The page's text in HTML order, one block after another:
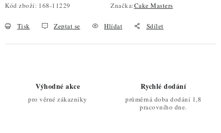
Kód zboží: 168-11229 Značka:Cake Masters
Tisk Zeptat se Hlídat Sdílet
Výhodné akce
pro věrné zákazníky
Rychlé dodání
průměrná doba dodání 1,8
pracovního dne.